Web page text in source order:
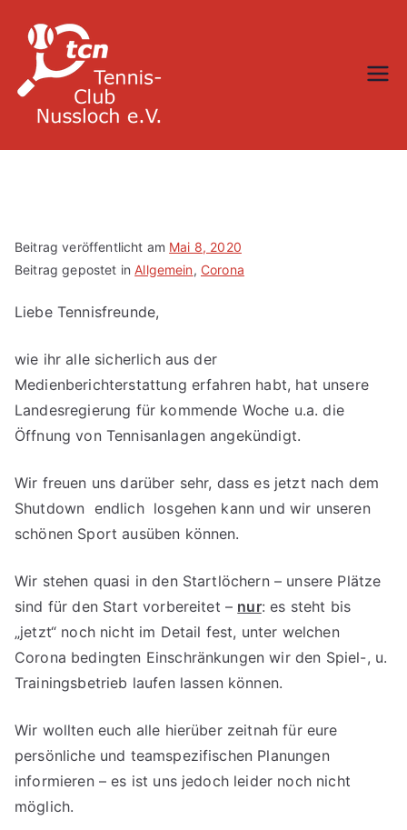
Inhalt
springen
Beitrag veröffentlicht am Mai 8, 2020
Beitrag gepostet inAllgemein, Corona
Liebe Tennisfreunde,
wie ihr alle sicherlich aus der
Medienberichterstattung erfahren habt, hat unsere
Landesregierung für kommende Woche u.a. die
Öffnung von Tennisanlagen angekündigt.
Wir freuen uns darüber sehr, dass es jetzt nach dem
Shutdown endlich losgehen kann und wir unseren
schönen Sport ausüben können.
Wir stehen quasi in den Startlöchern – unsere Plätze
sind für den Start vorbereitet – nur: es steht bis
„jetzt“ noch nicht im Detail fest, unter welchen
Corona bedingten Einschränkungen wir den Spiel-, u.
Trainingsbetrieb laufen lassen können.
Wir wollten euch alle hierüber zeitnah für eure
persönliche und teamspezifischen Planungen
informieren – es ist uns jedoch leider noch nicht
möglich.